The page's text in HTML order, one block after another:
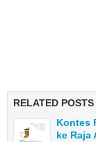
RELATED POSTS
Kontes
ke Raja